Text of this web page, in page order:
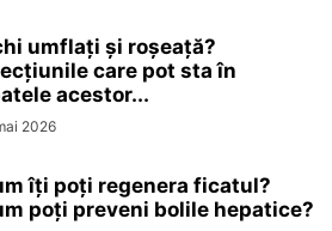
umflați și roșeață?
care pot sta în
acestor...
2026
îți poți regenera ficatul?
poți preveni bolile hepatice?